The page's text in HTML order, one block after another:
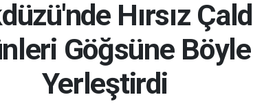
Hırsız
Göğsüne Böyle
Yerleştirdi